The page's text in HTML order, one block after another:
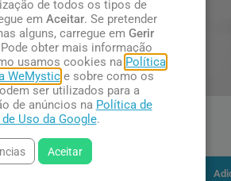
Citrino Natural Bruto
R$ 28,90
de todos os tipos de
em Aceitar. Se pretender
alguns, carregue em Gerir
obter mais informação
usamos cookies na Política
WeMystice sobre como os
ser utilizados para a
de anúncios na Política de
Uso da Google.
Aceitar